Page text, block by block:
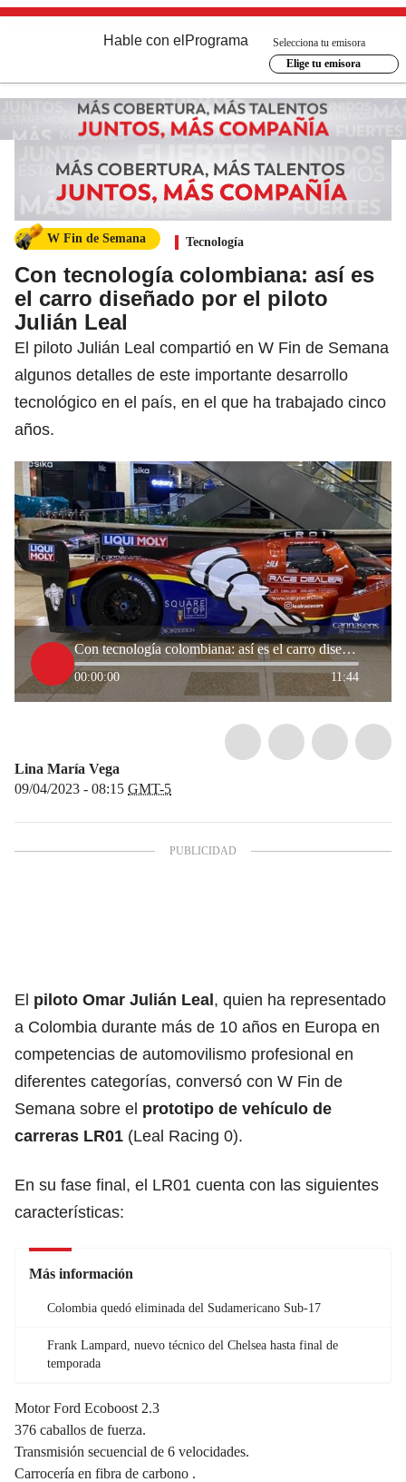
Hable con el Programa
Selecciona tu emisora
Elige tu emisora
W Fin de Semana Tecnología
Con tecnología colombiana: así es
el carro diseñado por el piloto
Julián Leal
El piloto Julián Leal compartió en W Fin de Semana
algunos detalles de este importante desarrollo
tecnológico en el país, en el que ha trabajado cinco
años.
Con tecnología colombiana: así es el carro diseñado por el piloto Julián Leal
00:00:00 11:44
Lina María Vega
09/04/2023 - 08:15 GMT-5
El piloto Omar Julián Leal, quien ha representado
a Colombia durante más de 10 años en Europa en
competencias de automovilismo profesional en
diferentes categorías, conversó con W Fin de
Semana sobre el prototipo de vehículo de
carreras LR01 (Leal Racing 0).
En su fase final, el LR01 cuenta con las siguientes
características:
Más información
Colombia quedó eliminada del Sudamericano Sub-17
Frank Lampard, nuevo técnico del Chelsea hasta final de
temporada
Motor Ford Ecoboost 2.3
376 caballos de fuerza.
Transmisión secuencial de 6 velocidades.
Carrocería en fibra de carbono .